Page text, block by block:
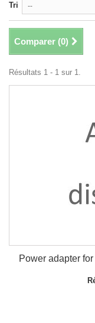
Tri --
Comparer (0)
Résultats 1 - 1 sur 1.
Power adapter